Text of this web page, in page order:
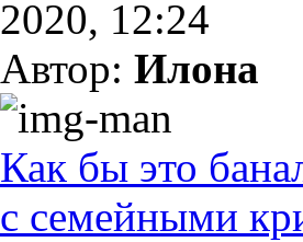
2020, 12:24
Автор: Илона
Как бы это
с семейными